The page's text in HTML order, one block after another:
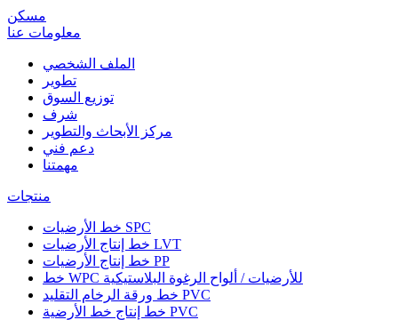
مسكن
معلومات عنا
الملف الشخصي
تطوير
توزيع السوق
شرف
مركز الأبحاث والتطوير
دعم فني
مهمتنا
منتجات
خط الأرضيات SPC
خط إنتاج الأرضيات LVT
خط إنتاج الأرضيات PP
خط WPC للأرضيات / ألواح الرغوة البلاستيكية
خط ورقة الرخام التقليد PVC
خط إنتاج خط الأرضية PVC